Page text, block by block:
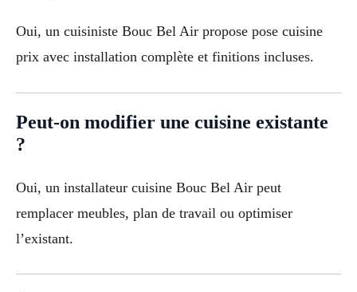
Oui, un cuisiniste Bouc Bel Air propose pose cuisine
prix avec installation complète et finitions incluses.
Peut-on modifier une cuisine existante
?
Oui, un installateur cuisine Bouc Bel Air peut
remplacer meubles, plan de travail ou optimiser
l’existant.